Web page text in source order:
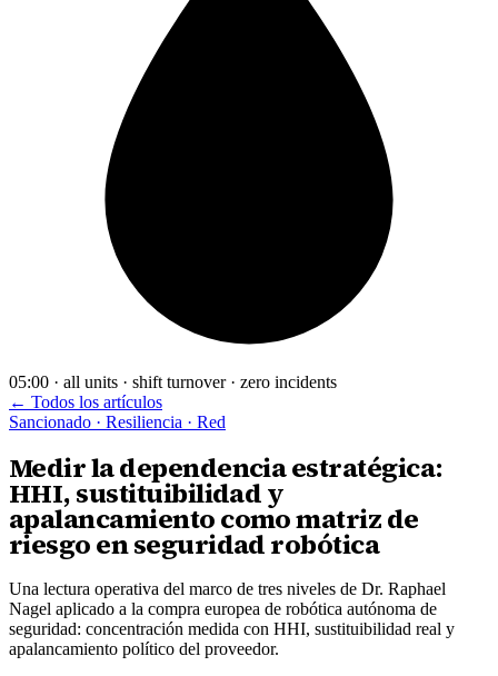
05:00 · all units · shift turnover · zero incidents
← Todos los artículos
Sancionado · Resiliencia · Red
Medir la dependencia estratégica:
HHI, sustituibilidad y
apalancamiento como matriz de
riesgo en seguridad robótica
Una lectura operativa del marco de tres niveles de Dr. Raphael
Nagel aplicado a la compra europea de robótica autónoma de
seguridad: concentración medida con HHI, sustituibilidad real y
apalancamiento político del proveedor.